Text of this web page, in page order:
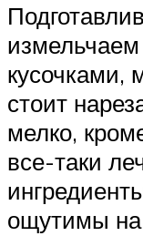
кусочками,
стоит
мелко,
все-таки
ощутимы на